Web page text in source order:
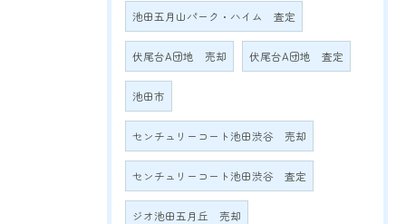
池田五月山パーク・ハイム 査定
伏尾台A団地 売却 伏尾台A団地 査定
池田市
センチュリーコート池田渋谷 売却
センチュリーコート池田渋谷 査定
ジオ池田五月丘 売却